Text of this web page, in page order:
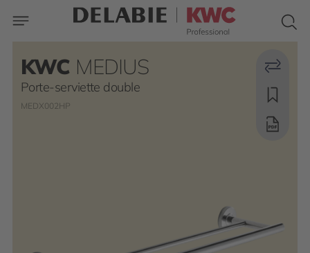
KWC MEDIUS
Porte-serviette double
MEDX002HP